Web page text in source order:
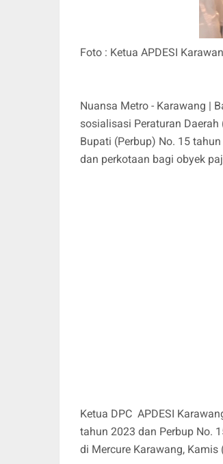
Foto : Ketua APDESI
Nuansa Metro - Karawang |
sosialisasi Peraturan
Bupati (Perbup) No. 15
dan perkotaan bagi obyek
Ketua DPC APDESI
tahun 2023 dan Perbup No.
di Mercure Karawang,